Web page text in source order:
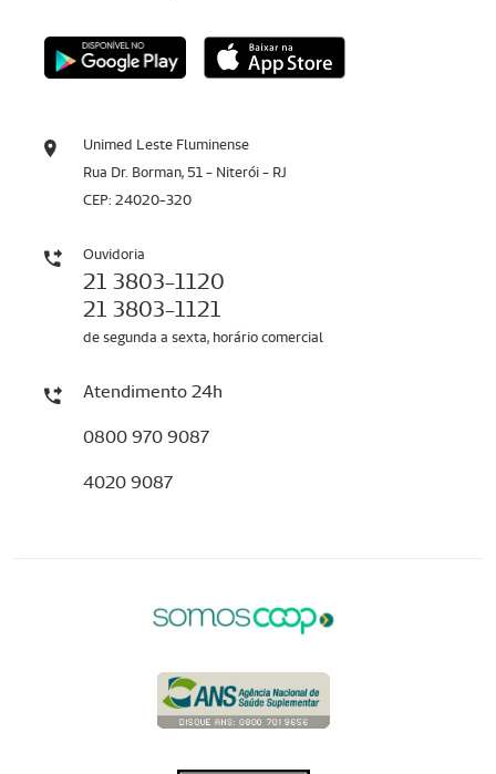
Unimed Leste Fluminense
Rua Dr. Borman, 51 - Niterói - RJ
CEP: 24020-320
Ouvidoria
21 3803-1120
21 3803-1121
de segunda a sexta, horário comercial
Atendimento 24h
0800 970 9087
4020 9087